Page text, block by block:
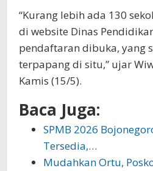
“Kurang lebih ada 130
di website Dinas
pendaftaran dibuka, yang
terpapang di situ,” ujar
Kamis (15/5).
Baca Juga:
SPMB 2026
Tersedia,…
Mudahkan Ortu,